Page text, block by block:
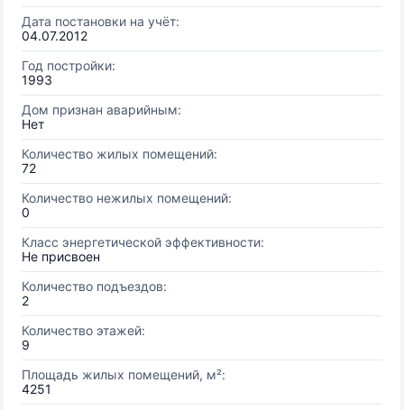
Дата постановки на учёт:
04.07.2012
Год постройки:
1993
Дом признан аварийным:
Нет
Количество жилых помещений:
72
Количество нежилых помещений:
0
Класс энергетической эффективности:
Не присвоен
Количество подъездов:
2
Количество этажей:
9
Площадь жилых помещений, м²:
4251